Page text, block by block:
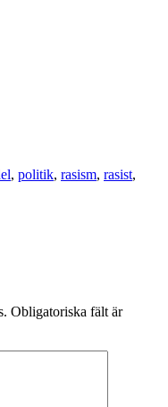
, politik, rasism, rasist,
Obligatoriska fält är